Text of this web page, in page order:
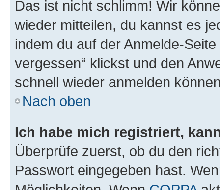
Das ist nicht schlimm! Wir
wieder mitteilen, du kannst es
indem du auf der Anmelde-
vergessen“ klickst und den
schnell wieder anmelden
Nach oben
Ich habe mich registriert,
Überprüfe zuerst, ob du den
Passwort eingegeben hast.